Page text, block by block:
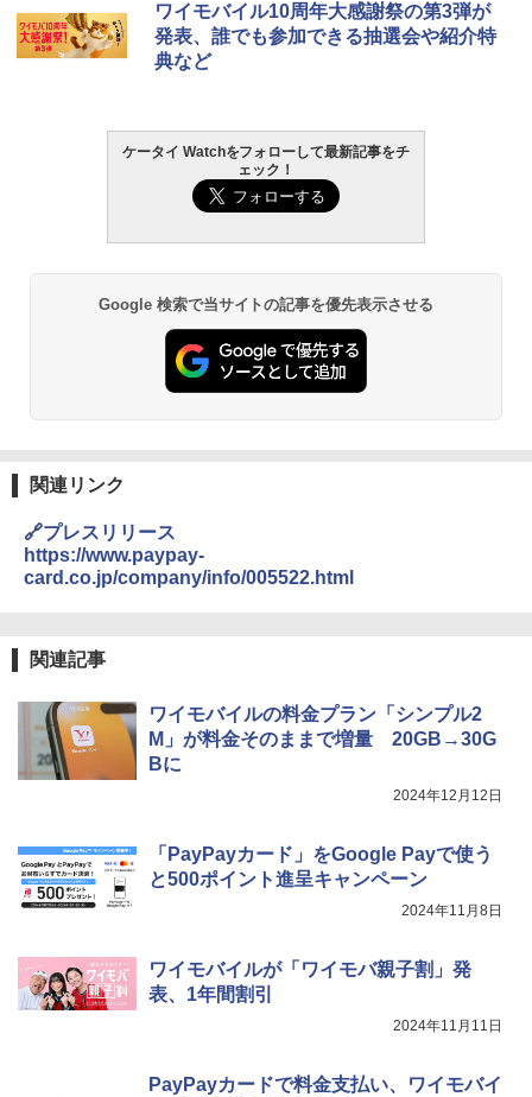
ワイモバイル10周年大感謝祭の第3弾が
発表、誰でも参加できる抽選会や紹介特
典など
ケータイ Watchをフォローして最新記事をチ
ェック！
Google 検索で当サイトの記事を優先表示させる
関連リンク
🔗プレスリリース
https://www.paypay-
card.co.jp/company/info/005522.html
関連記事
ワイモバイルの料金プラン「シンプル2
M」が料金そのままで増量 20GB→30G
Bに
2024年12月12日
「PayPayカード」をGoogle Payで使う
と500ポイント進呈キャンペーン
2024年11月8日
ワイモバイルが「ワイモバ親子割」発
表、1年間割引
2024年11月11日
PayPayカードで料金支払い、ワイモバイ